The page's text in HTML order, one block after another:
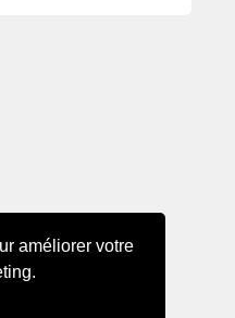
améliorer votre